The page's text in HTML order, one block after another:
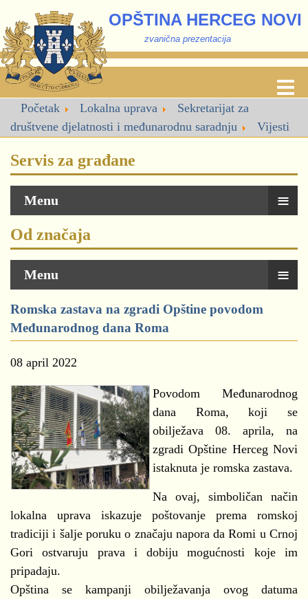
OPŠTINA HERCEG NOVI
zvanična prezentacija
Početak Lokalna uprava
Sekretarijat za
društvene djelatnosti i međunarodnu saradnju
Vijesti
Servis za građane
Menu ≡
Od značaja
Menu ≡
Romska zastava na zgradi Opštine povodom
Međunarodnog dana Roma
08 april 2022
Povodom Međunarodnog
dana Roma, koji se
obilježava 08. aprila, na
zgradi Opštine Herceg Novi
istaknuta je romska zastava.
Na ovaj, simboličan način
lokalna uprava iskazuje poštovanje prema romskoj
tradiciji i šalje poruku o značaju napora da Romi u Crnoj
Gori ostvaruju prava i dobiju mogućnosti koje im
pripadaju.
Opština se kampanji obilježavanja ovog datuma